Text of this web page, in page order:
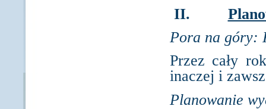
II.
Pora na góry:
Przez cały
inaczej i
Planowanie